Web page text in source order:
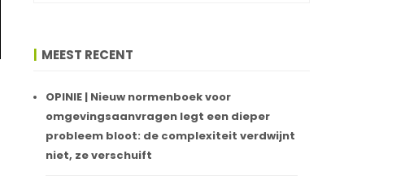
MEEST RECENT
OPINIE | Nieuw normenboek voor
omgevingsaanvragen legt een dieper
probleem bloot: de complexiteit verdwijnt
niet, ze verschuift